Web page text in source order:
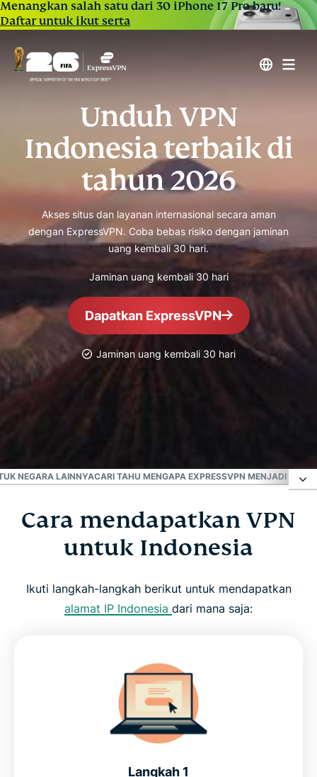
Menangkan salah satu dari 30 iPhone 17 Pro baru!
Daftar untuk ikut serta
Unduh VPN
Indonesia terbaik di
tahun 2026
Akses situs dan layanan internasional secara aman
dengan ExpressVPN. Coba bebas risiko dengan jaminan
uang kembali 30 hari.
Jaminan uang kembali 30 hari
Dapatkan ExpressVPN
Jaminan uang kembali 30 hari
NEGARA LAINNYACARI TAHU MENGAPA EXPRESSVPN MENJADI VPN
Cara mendapatkan VPN untuk Indonesia
Mengapa perlu menggunakan server VPN
Bisakah saya menggunakan VPN gratis untuk
mendapatkan alamat IP Indonesia?
Batasan internet di Indonesia: Kominfo
Cari tahu bagaimana ExpressVPN bisa menjadi
Cara mendapatkan VPN
untuk Indonesia
Ikuti langkah-langkah berikut untuk mendapatkan
alamat IP Indonesia dari mana saja:
Langkah 1